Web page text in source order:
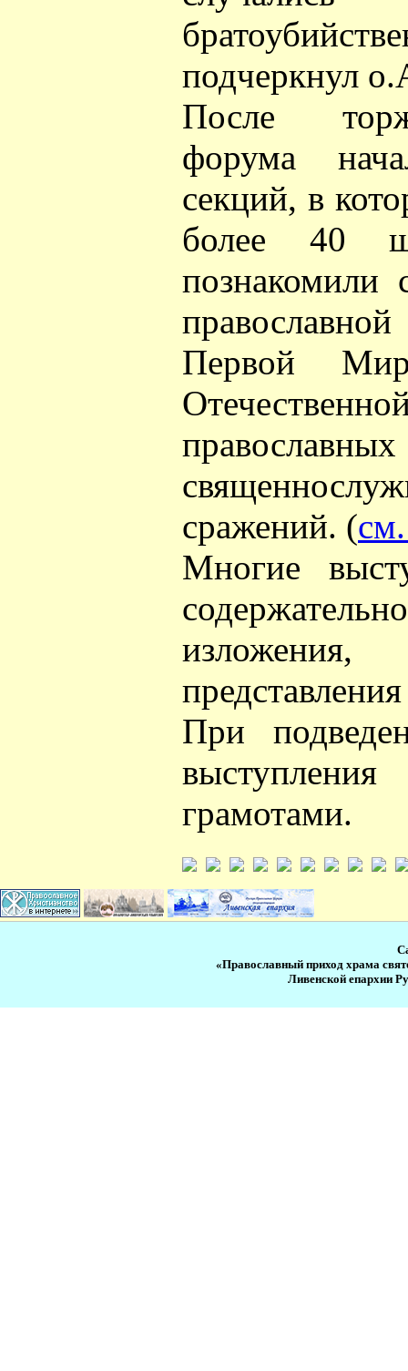
подчеркнул
После
форума
секций, в
более 40
познакомили
Первой
православных
сражений. (
Многие
изложения,
При
грамотами.
«Православный приход храма
Ливенской епархии